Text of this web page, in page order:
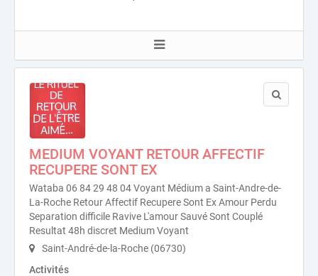
MEDIUM VOYANT RETOUR AFFECTIF
RECUPERE SONT EX
Wataba 06 84 29 48 04 Voyant Médium a Saint-Andre-de-
La-Roche Retour Affectif Recupere Sont Ex Amour Perdu
Separation difficile Ravive L'amour Sauvé Sont Couplé
Resultat 48h discret Medium Voyant
Saint-André-de-la-Roche (06730)
Activités